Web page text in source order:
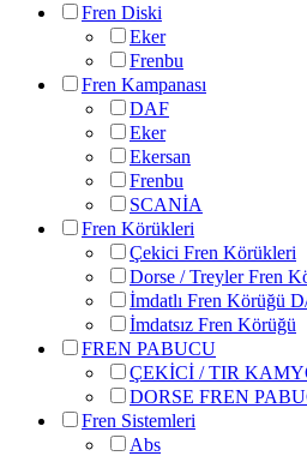
Fren Diski
Eker
Frenbu
Fren Kampanası
DAF
Eker
Ekersan
Frenbu
SCANİA
Fren Körükleri
Çekici Fren Körükleri
Dorse / Treyler Fren
İmdatlı Fren Körüğü
İmdatsız Fren Körüğü
FREN PABUCU
ÇEKİCİ / TIR
DORSE FREN
Fren Sistemleri
Abs